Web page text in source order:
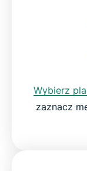
Wybierz
zaznacz